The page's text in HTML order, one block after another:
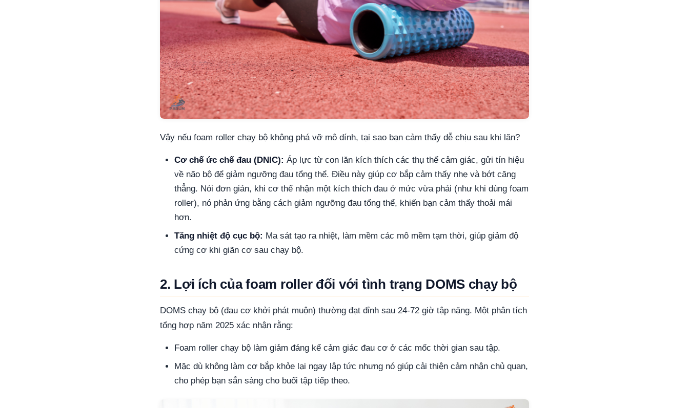
Vậy nếu foam roller chạy bộ không phá vỡ mô dính, tại sao bạn cảm thấy dễ chịu sau khi lăn?
Cơ chế ức chế đau (DNIC): Áp lực từ con lăn kích thích các thụ thể cảm giác, gửi tín hiệu
về não bộ để giảm ngưỡng đau tổng thể. Điều này giúp cơ bắp cảm thấy nhẹ và bớt căng
thẳng. Nói đơn giản, khi cơ thể nhận một kích thích đau ở mức vừa phải (như khi dùng foam
roller), nó phản ứng bằng cách giảm ngưỡng đau tổng thể, khiến bạn cảm thấy thoải mái
hơn.
Tăng nhiệt độ cục bộ: Ma sát tạo ra nhiệt, làm mềm các mô mềm tạm thời, giúp giảm độ
cứng cơ khi giãn cơ sau chạy bộ.
2. Lợi ích của foam roller đối với tình trạng DOMS chạy bộ
DOMS chạy bộ (đau cơ khởi phát muộn) thường đạt đỉnh sau 24-72 giờ tập nặng. Một phân tích
tổng hợp năm 2025 xác nhận rằng:
Foam roller chạy bộ làm giảm đáng kể cảm giác đau cơ ở các mốc thời gian sau tập.
Mặc dù không làm cơ bắp khỏe lại ngay lập tức nhưng nó giúp cải thiện cảm nhận chủ quan,
cho phép bạn sẵn sàng cho buổi tập tiếp theo.